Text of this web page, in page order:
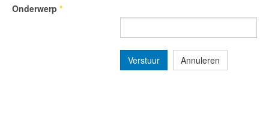
Onderwerp *
Verstuur Annuleren